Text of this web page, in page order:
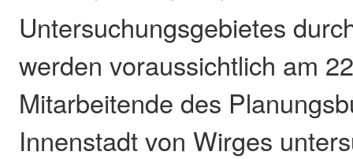
Untersuchungsgebietes
werden voraussichtlich am
Mitarbeitende des
Innenstadt von Wirges